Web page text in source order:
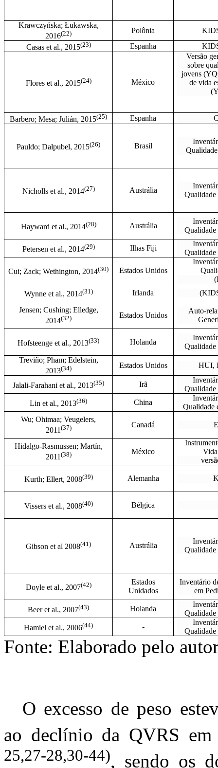
Krawczyńska; Łukawska,
2016(22) Polônia
Casas et al., 2015(23) Espanha
Flores et al., 2015(24) México
Versão
sobre
jovens
de vida
Barbero; Mesa; Julián, 2015(25) Espanha
Pauldo; Dalpubel, 2015(26) Brasil
Nicholls et al., 2014(27) Austrália
Hayward et al., 2014(28) Austrália
Petersen et al., 2014(29) Ilhas Fiji
Cui; Zack; Wethington, 2014(30) Estados Unidos
Wynne et al., 2014(31) Irlanda
Jensen; Cushing; Elledge,
2014(32) Estados Unidos
Auto-
Hofsteenge et al., 2013(33) Holanda
Treviño; Pham; Edelstein,
2013(34) Estados Unidos HUI,
Jalali-Farahani et al., 2013(35) Irã
Lin et al., 2013(36) China
Qualidade
Wu; Ohimaa; Veugelers,
2011 (37) Canadá
Hidalgo-Rasmussen; Martín,
2011 (38) México
Kurth; Ellert, 2008(39) Alemanha
Vissers et al., 2008(40) Bélgica
Gibson et al 2008(41) Austrália
Doyle et al., 2007(42)
Estados
Unidados
Inventário
em
Beer et al., 2007(43) Holanda
Hamiel et al., 2006(44) -
Fonte: Elaborado pelo
O excesso de peso
ao declínio da QVRS em
25,27-28,30-44), sendo os